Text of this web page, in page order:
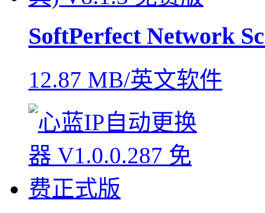
SoftPerfect Network
12.87 MB/英文软件